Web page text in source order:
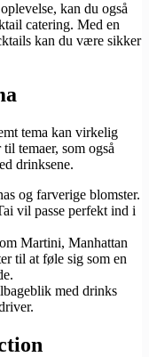
kan du også
catering. Med en
kan du være sikker
tema kan virkelig
temaer, som også
drinksene.
og farverige blomster.
vil passe perfekt ind i
Martini, Manhattan
til at føle sig som en
med drinks